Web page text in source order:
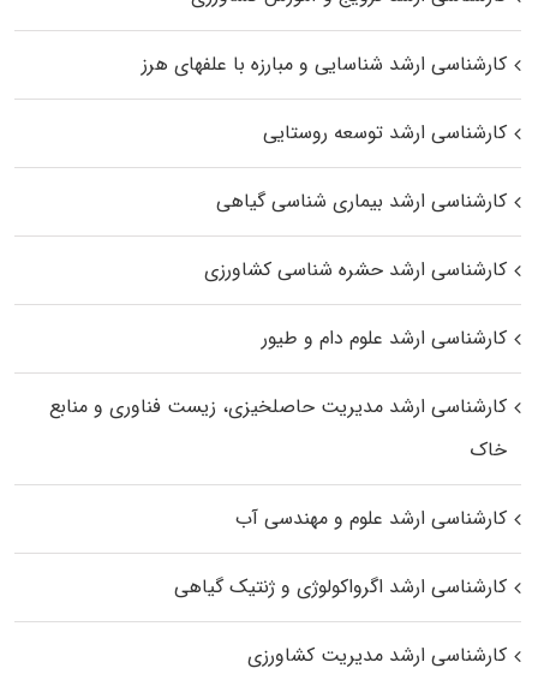
کارشناسی ارشد شناسایی و مبارزه با علفهای هرز
کارشناسی ارشد توسعه روستایی
کارشناسی ارشد بیماری‌ شناسی گیاهی
کارشناسی ارشد حشره‌ شناسی کشاورزی
کارشناسی ارشد علوم دام و طیور
کارشناسی ارشد مدیریت حاصلخیزی، زیست فناوری و منابع
خاک
کارشناسی ارشد علوم و مهندسی آب
کارشناسی ارشد اگرواکولوژی و ژنتیک گیاهی
کارشناسی ارشد مدیریت کشاورزی